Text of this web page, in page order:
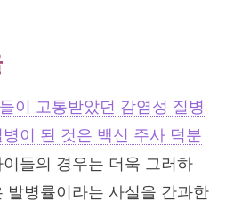
이 고통받았던 감염성 질병
이 된 것은 백신 주사 덕분
들의 경우는 더욱 그러하
발병률이라는 사실을 간과한